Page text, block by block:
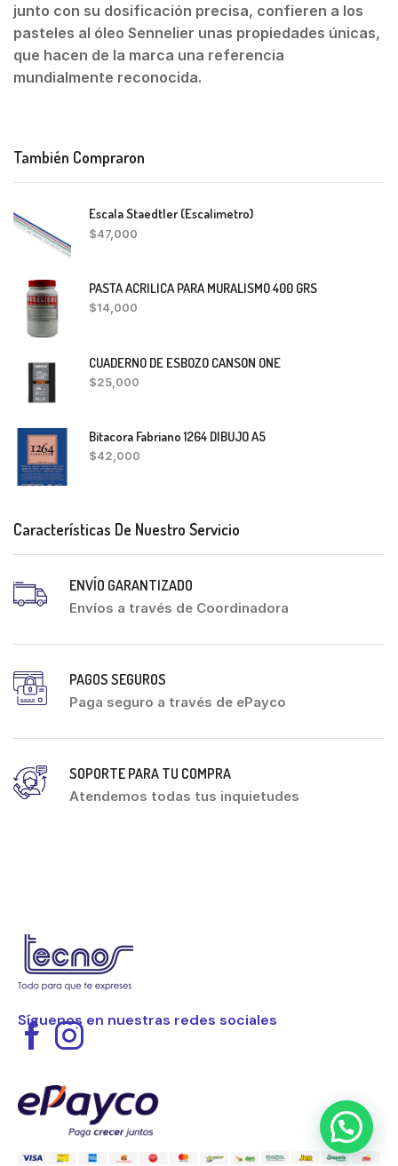
junto con su dosificación precisa, confieren a los
pasteles al óleo Sennelier unas propiedades únicas,
que hacen de la marca una referencia
mundialmente reconocida.
También Compraron
Escala Staedtler (Escalimetro)
$47,000
PASTA ACRILICA PARA MURALISMO 400 GRS
$14,000
CUADERNO DE ESBOZO CANSON ONE
$25,000
Bitacora Fabriano 1264 DIBUJO A5
$42,000
Características De Nuestro Servicio
ENVÍO GARANTIZADO
Envíos a través de Coordinadora
PAGOS SEGUROS
Paga seguro a través de ePayco
SOPORTE PARA TU COMPRA
Atendemos todas tus inquietudes
Síguenos en nuestras redes sociales